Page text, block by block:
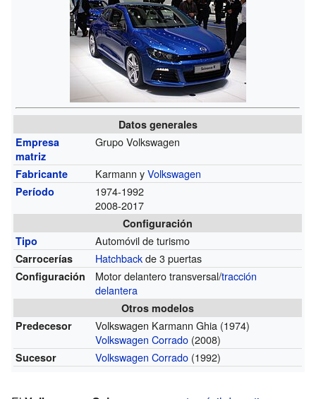
Datos generales
Empresa
matriz
Grupo Volkswagen
Fabricante Karmann yVolkswagen
Período
1974-1992
2008-2017
Configuración
Tipo
Automóvil de turismo
Carrocerías Hatchbackde 3 puertas
Configuración Motor delantero transversal/tracción
delantera
Otros modelos
Predecesor
Volkswagen Karmann Ghia (1974)
Volkswagen Corrado (2008)
Sucesor Volkswagen Corrado (1992)